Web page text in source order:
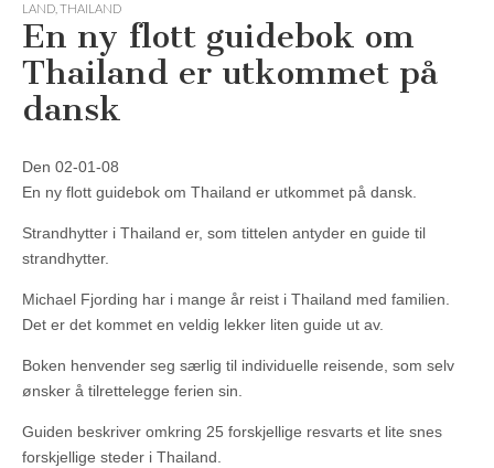
LAND THAILAND
En ny flott guidebok om
Thailand er utkommet på
dansk
Den 02-01-08
En ny flott guidebok om Thailand er utkommet på dansk.
Strandhytter i Thailand er, som tittelen antyder en guide til
strandhytter.
Michael Fjording har i mange år reist i Thailand med familien.
Det er det kommet en veldig lekker liten guide ut av.
Boken henvender seg særlig til individuelle reisende, som selv
ønsker å tilrettelegge ferien sin.
Guiden beskriver omkring 25 forskjellige resvarts et lite snes
forskjellige steder i Thailand.